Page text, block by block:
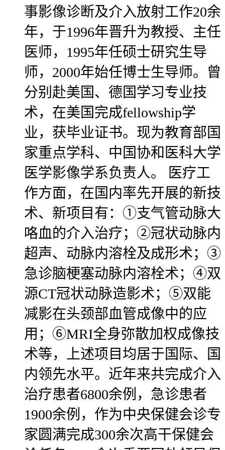
事影像诊断及介入放射工作20余
年，于1996年晋升为教授、主任
医师，1995年任硕士研究生导
师，2000年始任博士生导师。曾
分别赴美国、德国学习专业技
术，在美国完成fellowship学
业，获毕业证书。现为教育部国
家重点学科、中国协和医科大学
医学影像学系负责人。 医疗工
作方面，在国内率先开展的新技
术、新项目有：①支气管动脉大
咯血的介入治疗；②冠状动脉内
超声、动脉内溶栓及成形术；③
急诊脑梗塞动脉内溶栓术；④双
源CT冠状动脉造影术；⑤双能
减影在头颈部血管成像中的应
用；⑥MRI全身弥散加权成像技
术等，上述项目均居于国际、国
内领先水平。近年来共完成介入
治疗患者6800余例，急诊患者
1900余例，作为中央保健会诊专
家圆满完成300余次高干保健会